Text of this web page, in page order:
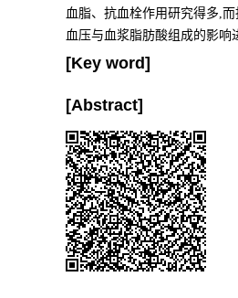
血脂、抗血栓作用研究得多,
血压与血浆脂肪酸组成的影
[Key word]
[Abstract]